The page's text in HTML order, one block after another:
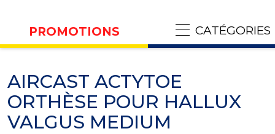
PROMOTIONS CATÉGORIES
AIRCAST ACTYTOE
ORTHÈSE POUR HALLUX
VALGUS MEDIUM